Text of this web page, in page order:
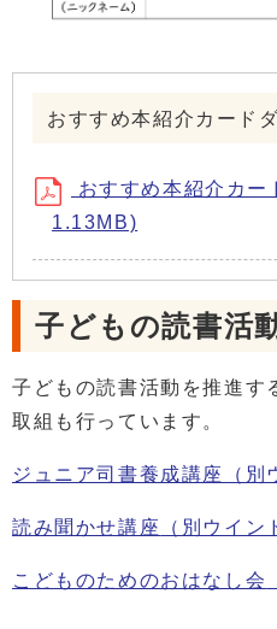
おすすめ本紹介カード
おすすめ本紹介カー
1.13MB)
子どもの読書活
子どもの読書活動を推進す
取組も行っています。
ジュニア司書養成講座 （別
読み聞かせ講座 （別ウイン
こどものためのおはなし会